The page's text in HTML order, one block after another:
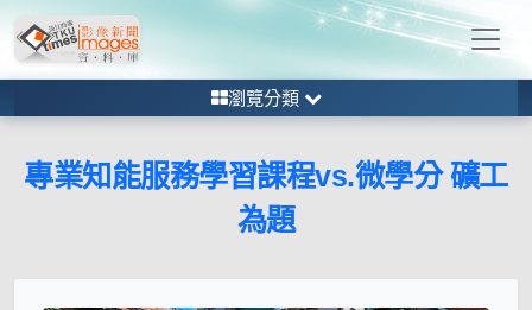
瀏覽分類
專業知能服務學習課程vs.微學分 礦工
為題